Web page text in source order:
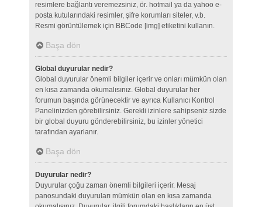
resimlere bağlantı veremezsiniz, ör. hotmail ya da yahoo e-
posta kutularındaki resimler, şifre korumları siteler, v.b.
Resmi görüntülemek için BBCode [img] etiketini kullanın.
Başa dön
Global duyurular nedir?
Global duyurular önemli bilgiler içerir ve onları mümkün olan
en kısa zamanda okumalısınız. Global duyurular her
forumun başında görünecektir ve ayrıca Kullanıcı Kontrol
Panelinizden görebilirsiniz. Gerekli izinlere sahipseniz sizde
bir global duyuru gönderebilirsiniz, bu izinler yönetici
tarafından ayarlanır.
Başa dön
Duyurular nedir?
Duyurular çoğu zaman önemli bilgileri içerir. Mesaj
panosundaki duyuruları mümkün olan en kısa zamanda